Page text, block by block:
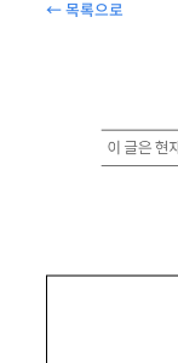
← 목록으로